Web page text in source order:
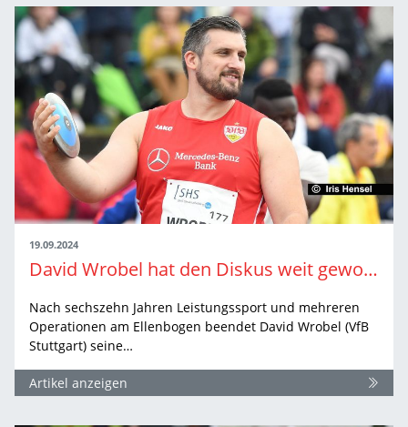
19.09.2024
David Wrobel hat den Diskus weit geworfen und will auch als Trainer weiterkommen
Nach sechszehn Jahren Leistungssport und mehreren
Operationen am Ellenbogen beendet David Wrobel (VfB
Stuttgart) seine…
Artikel anzeigen